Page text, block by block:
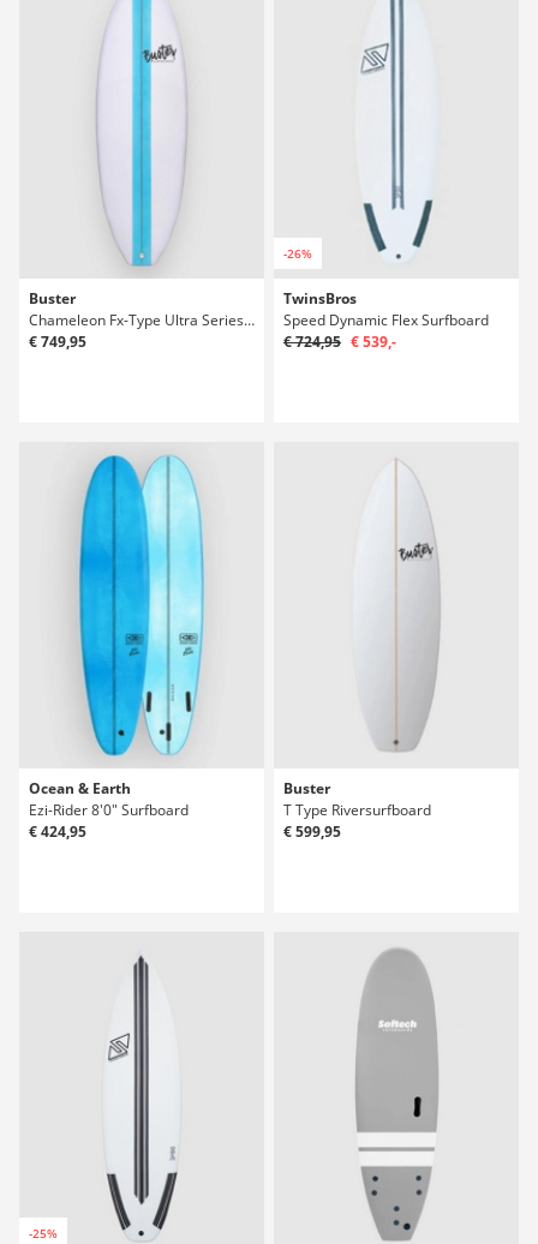
Buster
Chameleon Fx-Type Ultra Series Riversurfboard
€ 749,95
-26%
TwinsBros
Speed Dynamic Flex Surfboard
€ 724,95 € 539,-
Ocean & Earth
Ezi-Rider 8'0" Surfboard
€ 424,95
Buster
T Type Riversurfboard
€ 599,95
-25%